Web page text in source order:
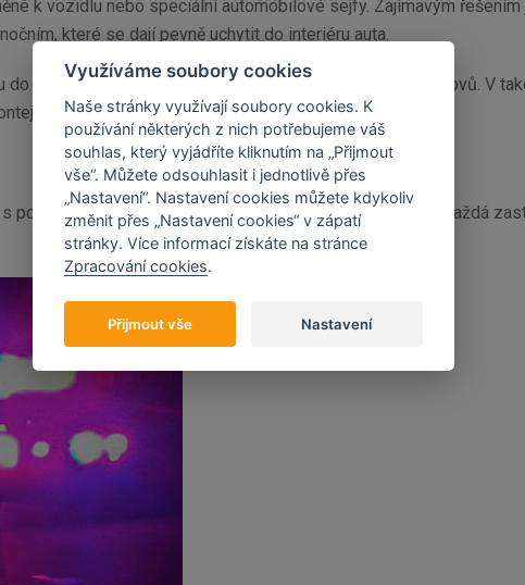
k vozidlu nebo speciální automobilové sejfy. Zajímavým řešením
které se dají pevně uchytit do interiéru auta.
budovy soudu nebo do zaměstnání s rámy na detekci kovů. V
policií právě dopravní kontrola. Z pohledu policisty je ale každá
Využíváme soubory cookies
Naše stránky využívají soubory cookies. K
používání některých z nich potřebujeme váš
souhlas, který vyjádříte kliknutím na „Přijmout
vše“. Můžete odsouhlasit i jednotlivě přes
„Nastavení“. Nastavení cookies můžete kdykoliv
změnit přes „Nastavení cookies“ v zápatí
stránky. Více informací získáte na stránce
Zpracování cookies.
Přijmout vše Nastavení